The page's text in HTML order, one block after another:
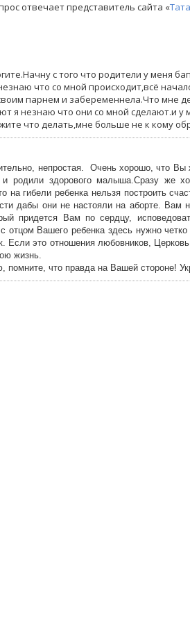
отвечает представитель сайта «
с того что родители у меня
что со мной происходит,всё
парнем и забеременнела.Что мне
я незнаю что они со мной сделают.и у
что делать,мне больше не к кому
непростая. Очень хорошо, что Вы
родили здорового малыша.Сразу же
на гибели ребенка нельзя построить
дабы они не настояли на аборте. Вам
придется Вам по сердцу,
отцом Вашего ребенка здесь нужно
Если это отношения любовников,
жизнь.
помните, что правда на Вашей стороне!